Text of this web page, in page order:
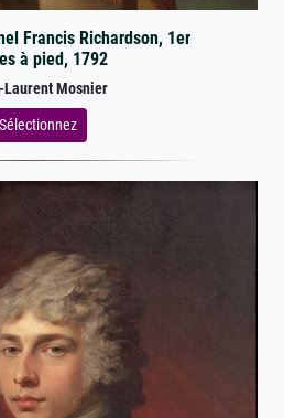
Francis Richardson, 1er
à pied, 1792
Laurent Mosnier
Sélectionnez